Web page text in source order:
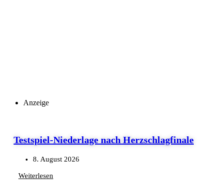
Anzeige
Testspiel-Niederlage nach Herzschlagfinale
8. August 2026
Weiterlesen